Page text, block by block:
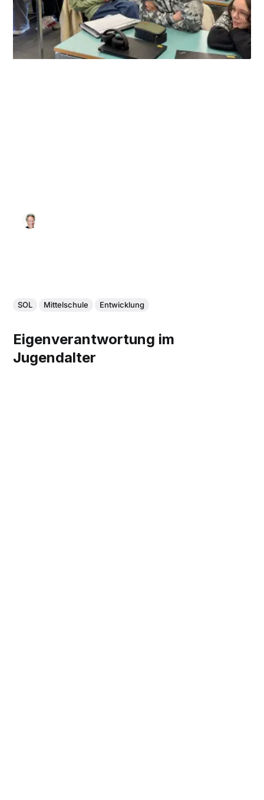
SOL Mittelschule Entwicklung
Eigenverantwortung im
Jugendalter